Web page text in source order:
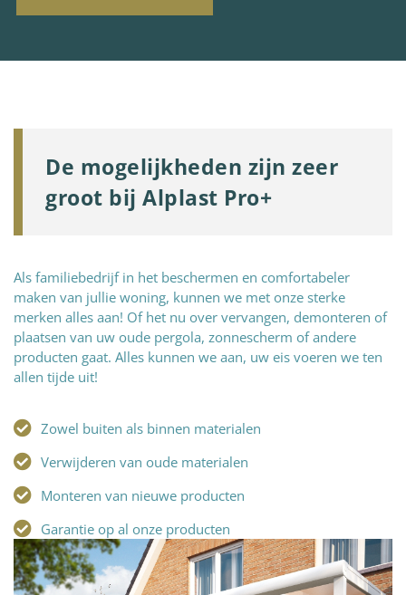
De mogelijkheden zijn zeer
groot bij Alplast Pro+
Als familiebedrijf in het beschermen en comfortabeler
maken van jullie woning, kunnen we met onze sterke
merken alles aan! Of het nu over vervangen, demonteren of
plaatsen van uw oude pergola, zonnescherm of andere
producten gaat. Alles kunnen we aan, uw eis voeren we ten
allen tijde uit!
Zowel buiten als binnen materialen
Verwijderen van oude materialen
Monteren van nieuwe producten
Garantie op al onze producten